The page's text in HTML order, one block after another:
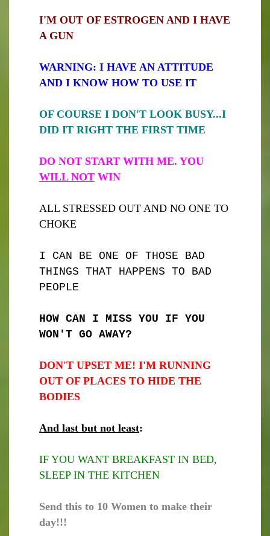
I'M OUT OF ESTROGEN AND I HAVE
A GUN
WARNING: I HAVE AN ATTITUDE
AND I KNOW HOW TO USE IT
OF COURSE I DON'T LOOK BUSY...I
DID IT RIGHT THE FIRST TIME
DO NOT START WITH ME. YOU
WILL NOT WIN
ALL STRESSED OUT AND NO ONE TO
CHOKE
I CAN BE ONE OF THOSE BAD
THINGS THAT HAPPENS TO BAD
PEOPLE
HOW CAN I MISS YOU IF YOU
WON'T GO AWAY?
DON'T UPSET ME! I'M RUNNING
OUT OF PLACES TO HIDE THE
BODIES
And last but not least:
IF YOU WANT BREAKFAST IN BED,
SLEEP IN THE KITCHEN
Send this to 10 Women to make their
day!!!